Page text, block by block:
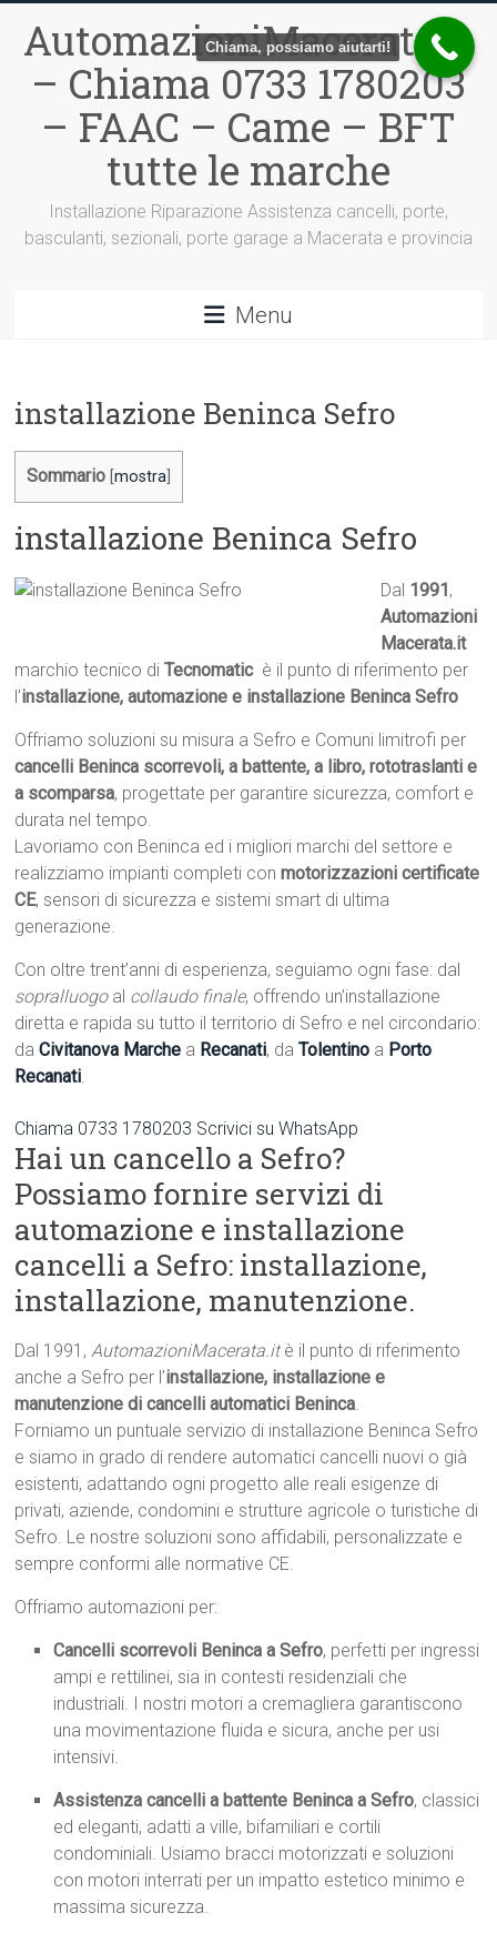
contenuto
AutomazioniMacerata.it
– Chiama 0733 1780203
– FAAC – Came – BFT
tutte le marche
Installazione Riparazione Assistenza cancelli, porte,
basculanti, sezionali, porte garage a Macerata e provincia
Menu
installazione Beninca Sefro
Sommario [mostra
installazione Beninca Sefro
Dal 1991 ,
Automazioni
Macerata.it
marchio tecnico diTecnomatic  è il punto di riferimento per
l’installazione, automazione e installazione Beninca Sefro
Offriamo soluzioni su misura a Sefro e Comuni limitrofi per
cancelli Beninca scorrevoli, a battente, a libro, rototraslanti e
a scomparsa, progettate per garantire sicurezza, comfort e
durata nel tempo.
Lavoriamo con Beninca ed i migliori marchi del settore e
realizziamo impianti completi conmotorizzazioni certificate
CE, sensori di sicurezza e sistemi smart di ultima
generazione.
Con oltre trent’anni di esperienza, seguiamo ogni fase: dal
sopralluogo al collaudo finale, offrendo un’installazione
diretta e rapida su tutto il territorio di Sefro e nel circondario:
daCivitanova Marche a Recanati, daTolentino a Porto
Recanati.
Chiama 0733 1780203 Scrivici su WhatsApp
Hai un cancello a Sefro?
Possiamo fornire servizi di
automazione e installazione
cancelli a Sefro: installazione,
installazione, manutenzione.
Dal 1991,AutomazioniMacerata.itè il punto di riferimento
anche a Sefro per l’installazione, installazione e
manutenzione di cancelli automatici Beninca.
Forniamo un puntuale servizio di installazione Beninca Sefro
e siamo in grado di rendere automatici cancelli nuovi o già
esistenti, adattando ogni progetto alle reali esigenze di
privati, aziende, condomini e strutture agricole o turistiche di
Sefro. Le nostre soluzioni sono affidabili, personalizzate e
sempre conformi alle normative CE.
Offriamo automazioni per:
Cancelli scorrevoli Beninca a Sefro, perfetti per ingressi
ampi e rettilinei, sia in contesti residenziali che
industriali. I nostri motori a cremagliera garantiscono
una movimentazione fluida e sicura, anche per usi
intensivi.
Assistenza cancelli a battente Beninca a Sefro, classici
ed eleganti, adatti a ville, bifamiliari e cortili
condominiali. Usiamo bracci motorizzati e soluzioni
con motori interrati per un impatto estetico minimo e
massima sicurezza.
Chiama, possiamo aiutarti!